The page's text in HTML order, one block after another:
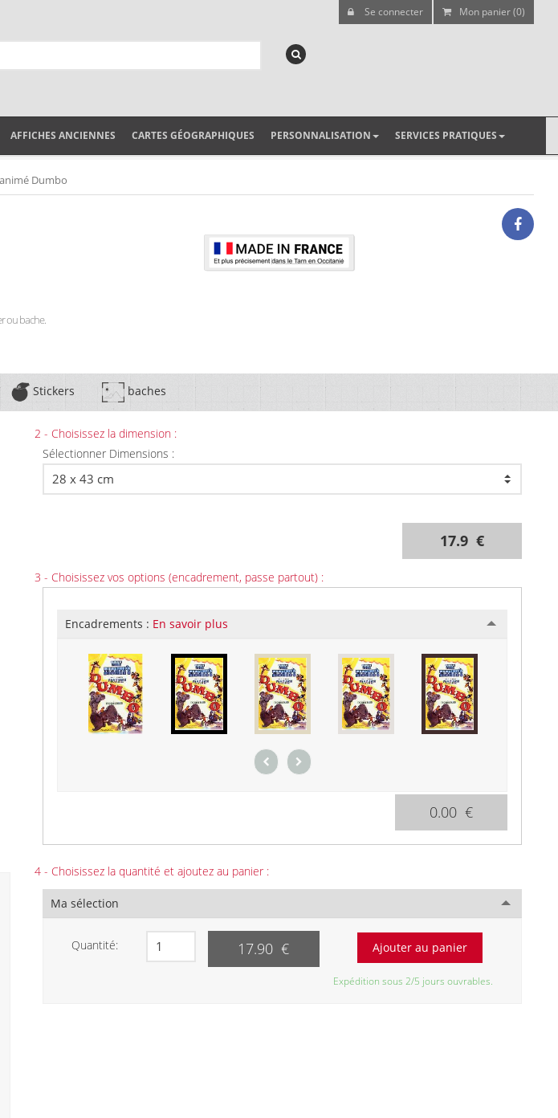
Se connecter Mon panier (0)
AFFICHES ANCIENNES CARTES GÉOGRAPHIQUES PERSONNALISATION SERVICES PRATIQUES
Dumbo
ou bache.
Stickers baches
2 - Choisissez la dimension :
Sélectionner Dimensions :
17.9 €
3 - Choisissez vos options (encadrement, passe partout) :
Encadrements : En savoir plus
0.00 €
4 - Choisissez la quantité et ajoutez au panier :
Ma sélection
Quantité: 17.90 €
Expédition sous 2/5 jours ouvrables.